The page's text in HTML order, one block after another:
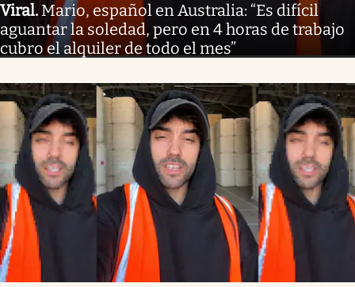
Viral. Mario, español en Australia: “Es difícil
aguantar la soledad, pero en 4 horas de trabajo
cubro el alquiler de todo el mes”